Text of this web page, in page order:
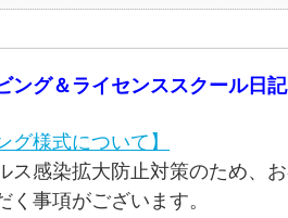
ング＆ライセンススクール日記
グ様式について】
ス感染拡大防止対策のため、
く事項がございます。